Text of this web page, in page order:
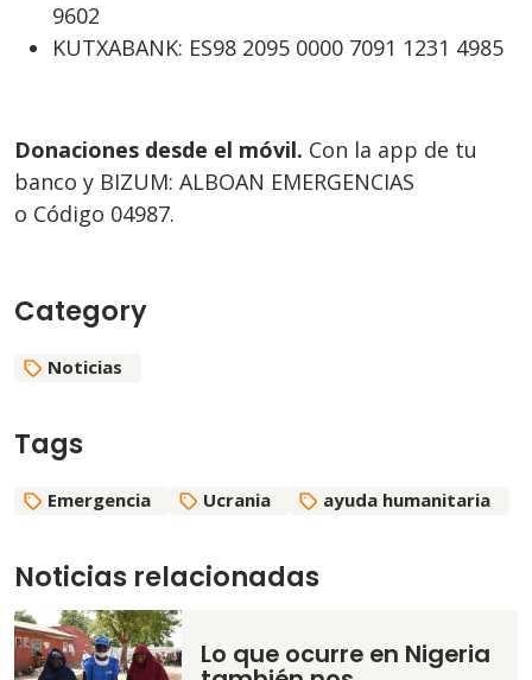
9602
KUTXABANK: ES98 2095 0000 7091 1231 4985
Donaciones desde el móvil. Con la app de tu
banco y BIZUM: ALBOAN EMERGENCIAS
o Código 04987.
Category
Noticias
Tags
Emergencia Ucrania ayuda humanitaria
Noticias relacionadas
Lo que ocurre en Nigeria